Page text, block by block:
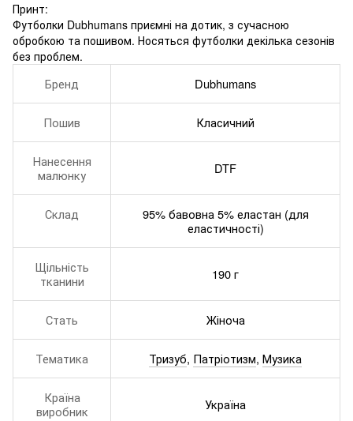
Принт:
Футболки Dubhumans приємні на дотик, з сучасною
обробкою та пошивом. Носяться футболки декілька сезонів
без проблем.
Бренд Dubhumans
Пошив Класичний
Нанесення
малюнку
DTF
Склад
95% бавовна 5% еластан (для
еластичності)
Щільність
тканини
190 г
Стать Жіноча
Тематика Тризуб, Патріотизм, Музика
Країна
виробник
Україна